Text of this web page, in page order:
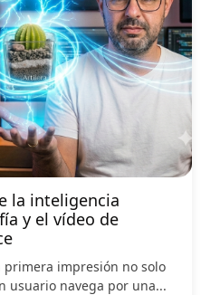
la inteligencia
y el vídeo de
impresión no solo
usuario navega por una...